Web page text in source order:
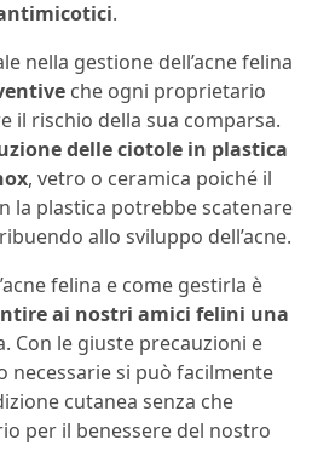
.
nella gestione dell’acne felina
che ogni proprietario
il rischio della sua comparsa.
delle ciotole in plastica
, vetro o ceramica poiché il
la plastica potrebbe scatenare
allo sviluppo dell’acne.
felina e come gestirla è
ai nostri amici felini una
Con le giuste precauzioni e
necessarie si può facilmente
cutanea senza che
per il benessere del nostro